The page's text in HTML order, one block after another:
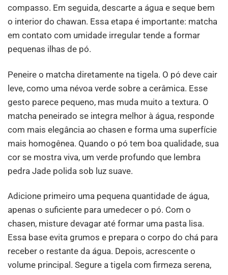
compasso. Em seguida, descarte a água e seque bem
o interior do chawan. Essa etapa é importante: matcha
em contato com umidade irregular tende a formar
pequenas ilhas de pó.
Peneire o matcha diretamente na tigela. O pó deve cair
leve, como uma névoa verde sobre a cerâmica. Esse
gesto parece pequeno, mas muda muito a textura. O
matcha peneirado se integra melhor à água, responde
com mais elegância ao chasen e forma uma superfície
mais homogênea. Quando o pó tem boa qualidade, sua
cor se mostra viva, um verde profundo que lembra
pedra Jade polida sob luz suave.
Adicione primeiro uma pequena quantidade de água,
apenas o suficiente para umedecer o pó. Com o
chasen, misture devagar até formar uma pasta lisa.
Essa base evita grumos e prepara o corpo do chá para
receber o restante da água. Depois, acrescente o
volume principal. Segure a tigela com firmeza serena,